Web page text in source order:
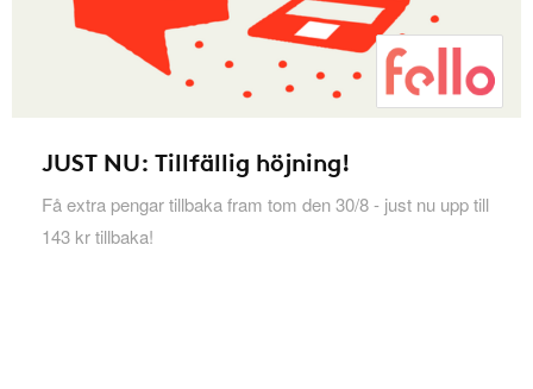
JUST NU: Tillfällig höjning!
Få extra pengar tillbaka fram tom den 30/8 - just nu upp till
143 kr tillbaka!